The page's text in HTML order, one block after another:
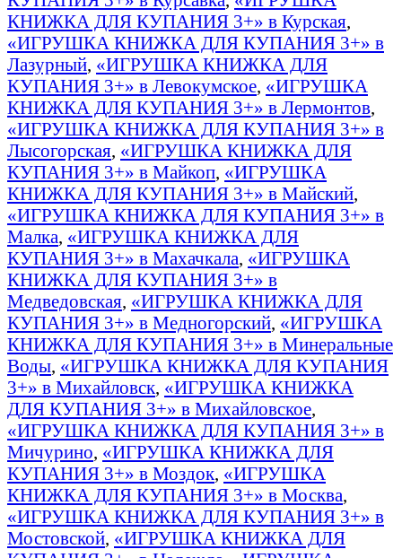
КНИЖКА ДЛЯ КУПАНИЯ 3+» в Курская,
«ИГРУШКА КНИЖКА ДЛЯ КУПАНИЯ 3+» в
Лазурный, «ИГРУШКА КНИЖКА ДЛЯ
КУПАНИЯ 3+» в Левокумское, «ИГРУШКА
КНИЖКА ДЛЯ КУПАНИЯ 3+» в Лермонтов,
«ИГРУШКА КНИЖКА ДЛЯ КУПАНИЯ 3+» в
Лысогорская, «ИГРУШКА КНИЖКА ДЛЯ
КУПАНИЯ 3+» в Майкоп, «ИГРУШКА
КНИЖКА ДЛЯ КУПАНИЯ 3+» в Майский,
«ИГРУШКА КНИЖКА ДЛЯ КУПАНИЯ 3+» в
Малка, «ИГРУШКА КНИЖКА ДЛЯ
КУПАНИЯ 3+» в Махачкала, «ИГРУШКА
КНИЖКА ДЛЯ КУПАНИЯ 3+» в
Медведовская, «ИГРУШКА КНИЖКА ДЛЯ
КУПАНИЯ 3+» в Медногорский, «ИГРУШКА
КНИЖКА ДЛЯ КУПАНИЯ 3+» в Минеральные
Воды, «ИГРУШКА КНИЖКА ДЛЯ КУПАНИЯ
3+» в Михайловск, «ИГРУШКА КНИЖКА
ДЛЯ КУПАНИЯ 3+» в Михайловское,
«ИГРУШКА КНИЖКА ДЛЯ КУПАНИЯ 3+» в
Мичурино, «ИГРУШКА КНИЖКА ДЛЯ
КУПАНИЯ 3+» в Моздок, «ИГРУШКА
КНИЖКА ДЛЯ КУПАНИЯ 3+» в Москва,
«ИГРУШКА КНИЖКА ДЛЯ КУПАНИЯ 3+» в
Мостовской, «ИГРУШКА КНИЖКА ДЛЯ